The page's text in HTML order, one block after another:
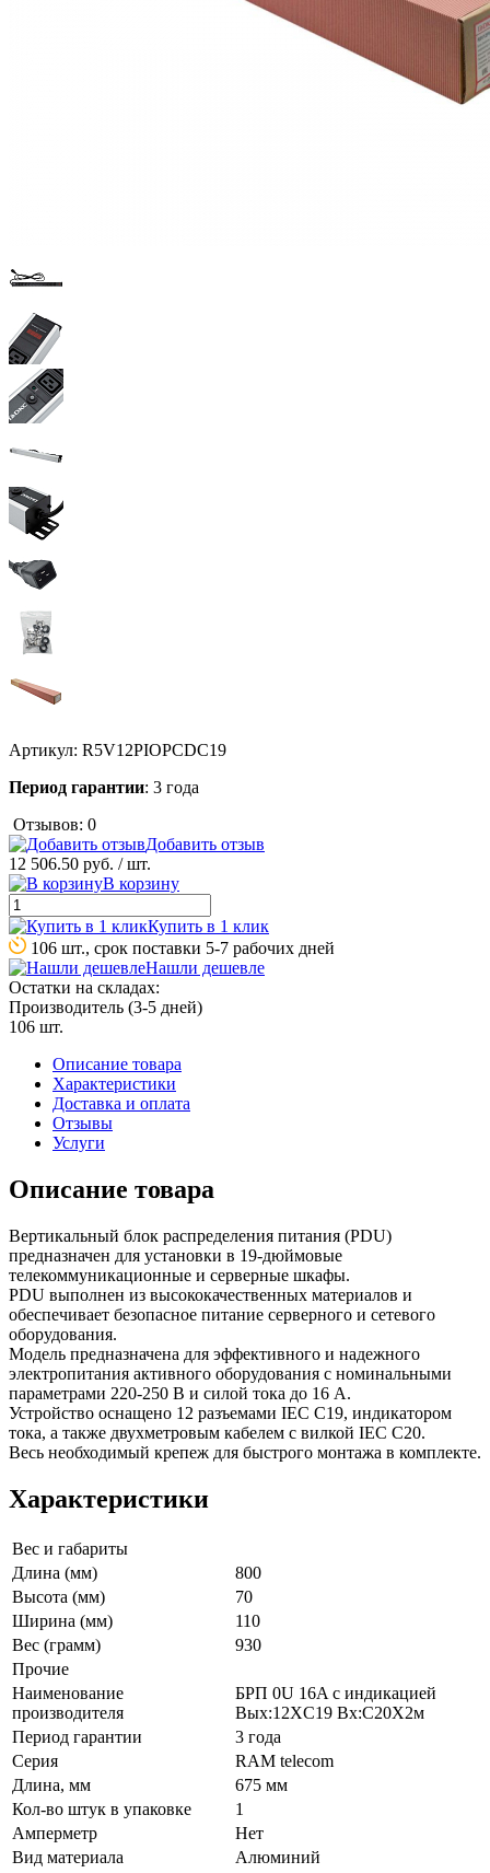
Артикул: R5V12PIOPCDC19
Период гарантии: 3 года
Отзывов: 0
Добавить отзыв
12 506.50 руб. / шт.
В корзину
Купить в 1 клик
106 шт., срок поставки 5-7 рабочих дней
Нашли дешевле
Остатки на складах:
Производитель (3-5 дней)
106 шт.
Описание товара
Характеристики
Доставка и оплата
Отзывы
Услуги
Описание товара
Вертикальный блок распределения питания (PDU)
предназначен для установки в 19-дюймовые
телекоммуникационные и серверные шкафы.
PDU выполнен из высококачественных материалов и
обеспечивает безопасное питание серверного и сетевого
оборудования.
Модель предназначена для эффективного и надежного
электропитания активного оборудования с номинальными
параметрами 220-250 В и силой тока до 16 А.
Устройство оснащено 12 разъемами IEC C19, индикатором
тока, а также двухметровым кабелем с вилкой IEC C20.
Весь необходимый крепеж для быстрого монтажа в комплекте.
Характеристики
Вес и габариты
Длина (мм)
800
Высота (мм)
70
Ширина (мм)
110
Вес (грамм)
930
Прочие
Наименование
производителя
БРП 0U 16A с индикацией
Вых:12ХC19 Вх:С20Х2м
Период гарантии
3 года
Серия
RAM telecom
Длина, мм
675 мм
Кол-во штук в упаковке
1
Амперметр
Нет
Вид материала
Алюминий